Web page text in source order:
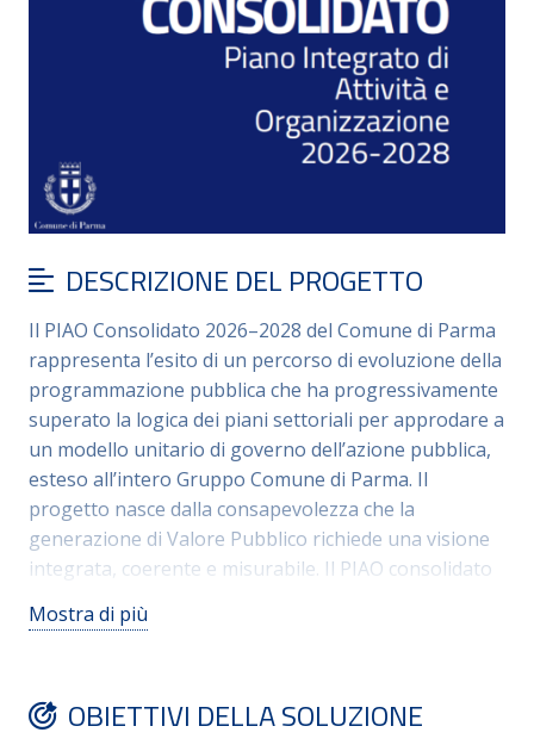
DESCRIZIONE DEL PROGETTO
Il PIAO Consolidato 2026–2028 del Comune di Parma
rappresenta l’esito di un percorso di evoluzione della
programmazione pubblica che ha progressivamente
superato la logica dei piani settoriali per approdare a
un modello unitario di governo dell’azione pubblica,
esteso all’intero Gruppo Comune di Parma. Il
progetto nasce dalla consapevolezza che la
generazione di Valore Pubblico richiede una visione
integrata, coerente e misurabile. Il PIAO consolidato
della performance, la prevenzione della corruzione e
includendo in modo strutturato anche le società e gli
Mostra di più
OBIETTIVI DELLA SOLUZIONE